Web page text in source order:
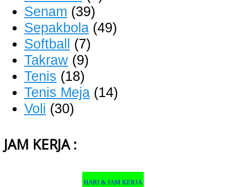
Senam (39)
Sepakbola (49)
Softball (7)
Takraw (9)
Tenis (18)
Tenis Meja (14)
Voli (30)
JAM KERJA :
HARI & JAM KERJA